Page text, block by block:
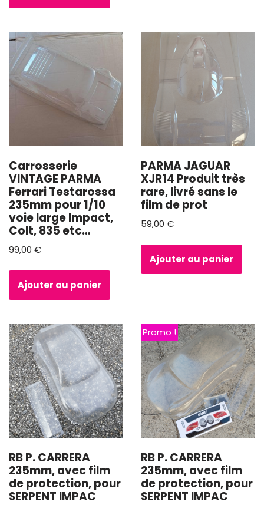
Carrosserie
VINTAGE PARMA
Ferrari Testarossa
235mm pour 1/10
voie large Impact,
Colt, 835 etc…
99,00 €
Ajouter au panier
PARMA JAGUAR
XJR14 Produit très
rare, livré sans le
film de prot
59,00 €
Ajouter au panier
RB P. CARRERA
235mm, avec film
de protection, pour
SERPENT IMPAC
Promo !
RB P. CARRERA
235mm, avec film
de protection, pour
SERPENT IMPAC